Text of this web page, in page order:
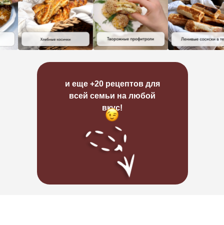
и еще +20 рецептов для
всей семьи на любой
вкус!